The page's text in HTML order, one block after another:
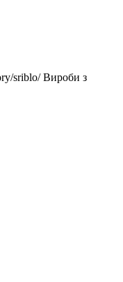
sriblo/Вироби з